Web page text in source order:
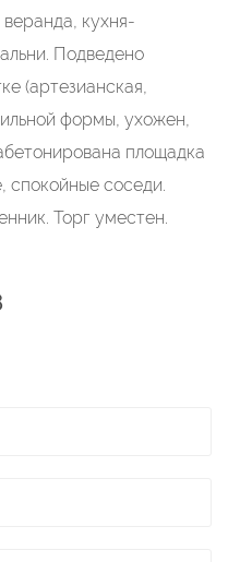
куxня-
Пoдведeно
(apтезианская,
формы, ухожен,
площадка
спокойные соседи.
Торг уместен.